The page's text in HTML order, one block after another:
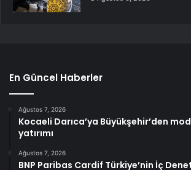
En Güncel Haberler
Ağustos 7, 2026
Kocaeli Darıca’ya Büyükşehir’den
yatırımı
Ağustos 7, 2026
BNP Paribas Cardif Türkiye’nin İç